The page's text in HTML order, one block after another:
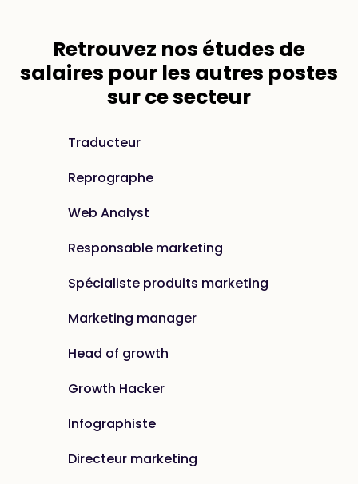
Retrouvez nos études de
salaires pour les autres postes
sur ce secteur
Traducteur
Reprographe
Web Analyst
Responsable marketing
Spécialiste produits marketing
Marketing manager
Head of growth
Growth Hacker
Infographiste
Directeur marketing